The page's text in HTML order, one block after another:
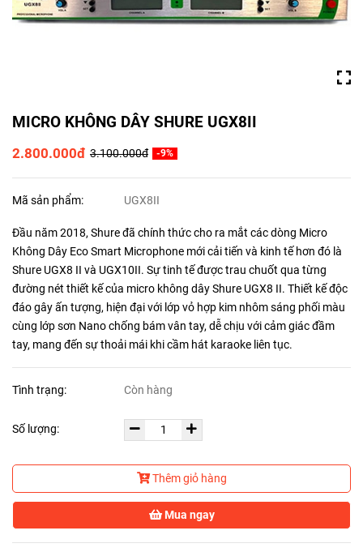
MICRO KHÔNG DÂY SHURE UGX8II
2.800.000đ 3.100.000đ -9%
Mã sản phẩm: UGX8II
Đầu năm 2018, Shure đã chính thức cho ra mắt các dòng Micro
Không Dây Eco Smart Microphone mới cải tiến và kinh tế hơn đó là
Shure UGX8 II và UGX10II. Sự tinh tế được trau chuốt qua từng
đường nét thiết kế của micro không dây Shure UGX8 II. Thiết kế độc
đáo gây ấn tượng, hiện đại với lớp vỏ hợp kim nhôm sáng phối màu
cùng lớp sơn Nano chống bám vân tay, dễ chịu với cảm giác đầm
tay, mang đến sự thoải mái khi cầm hát karaoke liên tục.
Tình trạng: Còn hàng
Số lượng:
Thêm giỏ hàng
Mua ngay